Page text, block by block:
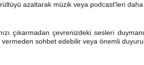
azaltarak müzik veya podcast'leri daha
çıkarmadan çevrenizdeki sesleri
vermeden sohbet edebilir veya önemli